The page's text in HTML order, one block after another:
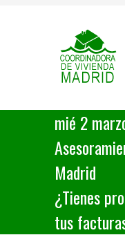
mié 2
Madrid
¿Tienes
tus